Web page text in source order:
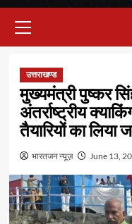
Menu
उत्तराखण्ड
मुख्यमंत्री पुष्कर
अंतर्राष्ट्रीय
तैयारियों का लिया
भारतजन न्यूज़ June 13,